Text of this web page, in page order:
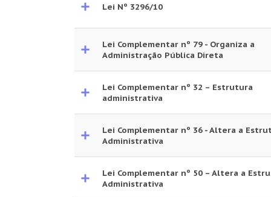
Lei Nº 3296/10
Lei Complementar nº 79 - Organiza a
Administração Pública Direta
Lei Complementar nº 32 – Estrutura
administrativa
Lei Complementar nº 36 - Altera a
Administrativa
Lei Complementar nº 50 – Altera a
Administrativa